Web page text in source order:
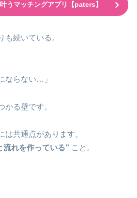
うマッチングアプリ【paters】
も続いている。
ならない…」
かる壁です。
は共通点があります。
流れを作っている” こと。